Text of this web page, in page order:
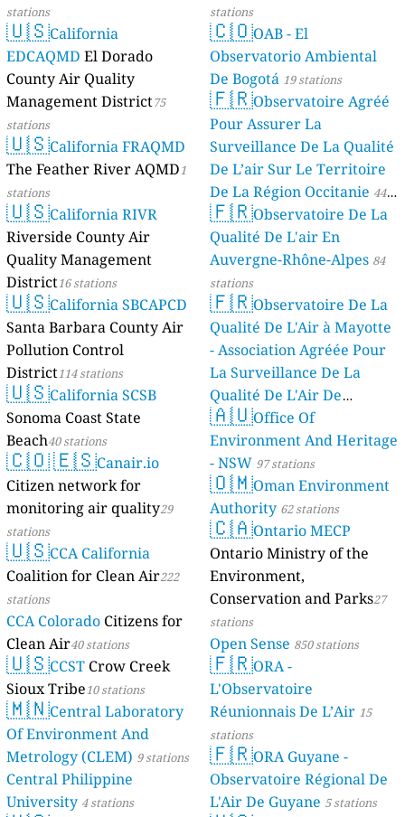
stations
🇺🇸California
EDCAQMD El Dorado
County Air Quality
Management District75
stations
🇺🇸California FRAQMD
The Feather River AQMD1
stations
🇺🇸California RIVR
Riverside County Air
Quality Management
District16 stations
🇺🇸California SBCAPCD
Santa Barbara County Air
Pollution Control
District114 stations
🇺🇸California SCSB
Sonoma Coast State
Beach40 stations
🇨🇴🇪🇸Canair.io
Citizen network for
monitoring air quality29
stations
🇺🇸CCA California
Coalition for Clean Air222
stations
CCA Colorado Citizens for
Clean Air40 stations
🇺🇸CCST Crow Creek
Sioux Tribe10 stations
🇲🇳Central Laboratory
Of Environment And
Metrology (CLEM) 9 stations
Central Philippine
University 4 stations
stations
🇨🇴OAB - El
Observatorio Ambiental
De Bogotá 19 stations
🇫🇷Observatoire Agréé
Pour Assurer La
Surveillance De La Qualité
De L’air Sur Le Territoire
De La Région Occitanie 44
stations
🇫🇷Observatoire De La
Qualité De L'air En
Auvergne-Rhône-Alpes 84
stations
🇫🇷Observatoire De La
Qualité De L'Air à Mayotte
- Association Agréée Pour
La Surveillance De La
Qualité De L'Air De
Mayotte 4 stations
🇦🇺Office Of
Environment And Heritage
- NSW 97 stations
🇴🇲Oman Environment
Authority 62 stations
🇨🇦Ontario MECP
Ontario Ministry of the
Environment,
Conservation and Parks27
stations
Open Sense 850 stations
🇫🇷ORA -
L'Observatoire
Réunionnais De L’Air 15
stations
🇫🇷ORA Guyane -
Observatoire Régional De
L'Air De Guyane 5 stations